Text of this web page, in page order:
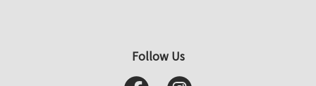
Follow Us